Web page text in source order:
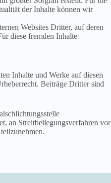
der Inhalte können wir
Websites Dritter, auf deren
diese fremden Inhalte
Inhalte und Werke auf diesen
Beiträge Dritter sind
an Streitbeilegungsverfahren vor